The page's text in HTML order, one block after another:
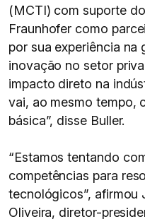
(MCTI) com suporte
Fraunhofer como
por sua experiência
inovação no setor
impacto direto na
vai, ao mesmo tempo,
básica”, disse Buller.
“Estamos tentando
competências para
tecnológicos”, afirmou
Oliveira, diretor-